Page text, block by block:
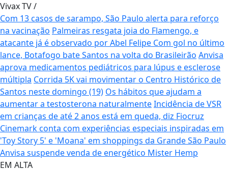
Vivax TV/
Com 13 casos de sarampo, São Paulo alerta para reforço
na vacinação Palmeiras resgata joia do Flamengo, e
atacante já é observado por Abel Felipe Com gol no último
lance, Botafogo bate Santos na volta do Brasileirão Anvisa
aprova medicamentos pediátricos para lúpus e esclerose
múltipla Corrida 5K vai movimentar o Centro Histórico de
Santos neste domingo (19) Os hábitos que ajudam a
aumentar a testosterona naturalmenteIncidência de VSR
em crianças de até 2 anos está em queda, diz Fiocruz
Cinemark conta com experiências especiais inspiradas em
'Toy Story 5' e 'Moana' em shoppings da Grande São Paulo
Anvisa suspende venda de energético Mister Hemp
EM ALTA